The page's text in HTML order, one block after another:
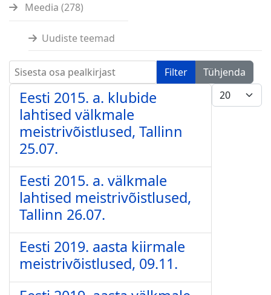
Meedia (278)
Uudiste teemad
Sisesta osa pealkirjast Filter
Tühjenda
Näita
Eesti 2015. a. klubide
lahtised välkmale
meistrivõistlused, Tallinn
25.07.
Eesti 2015. a. välkmale
lahtised meistrivõistlused,
Tallinn 26.07.
Eesti 2019. aasta kiirmale
meistrivõistlused, 09.11.